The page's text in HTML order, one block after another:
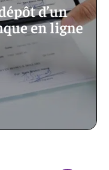
d’un
en ligne